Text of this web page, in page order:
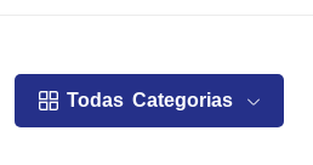
Todas Categorias